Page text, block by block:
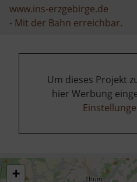
www.ins-erzgebirge.de
- Mit der Bahn erreichbar.
Um dieses Projekt
hier Werbung
+